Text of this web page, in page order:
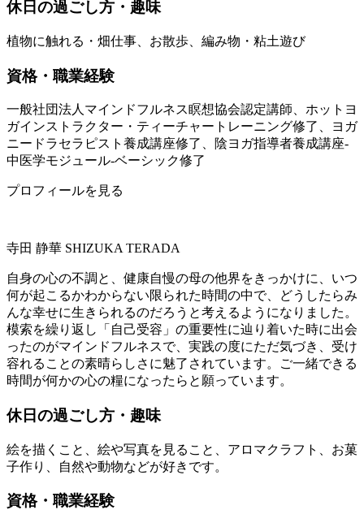
休日の過ごし方・趣味
植物に触れる・畑仕事、お散歩、編み物・粘土遊び
資格・職業経験
一般社団法人マインドフルネス瞑想協会認定講師、ホットヨ
ガインストラクター・ティーチャートレーニング修了、ヨガ
ニードラセラピスト養成講座修了、陰ヨガ指導者養成講座-
中医学モジュール-ベーシック修了
プロフィールを見る
寺田 静華 SHIZUKA TERADA
自身の心の不調と、健康自慢の母の他界をきっかけに、いつ
何が起こるかわからない限られた時間の中で、どうしたらみ
んな幸せに生きられるのだろうと考えるようになりました。
模索を繰り返し「自己受容」の重要性に辿り着いた時に出会
ったのがマインドフルネスで、実践の度にただ気づき、受け
容れることの素晴らしさに魅了されています。ご一緒できる
時間が何かの心の糧になったらと願っています。
休日の過ごし方・趣味
絵を描くこと、絵や写真を見ること、アロマクラフト、お菓
子作り、自然や動物などが好きです。
資格・職業経験